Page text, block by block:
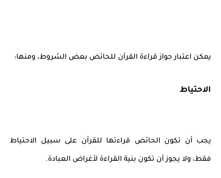
يمكن اعتبار جواز قراءة القرآن للحائض بعض الشروط، ومنها:
الاحتياط
يجب أن تكون الحائض قراءتها للقرآن على سبيل الاحتياط
فقط، ولا يجوز أن تكون بنية القراءة لأغراض العبادة.